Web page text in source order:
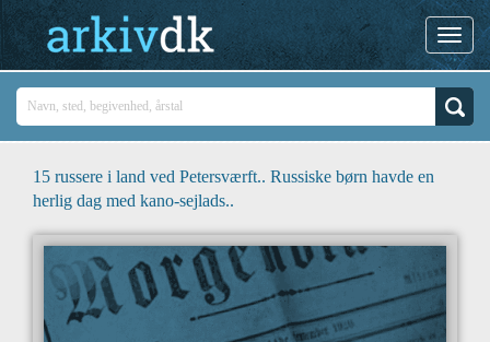
15 russere i land ved Petersværft.. Russiske børn havde en
herlig dag med kano-sejlads..